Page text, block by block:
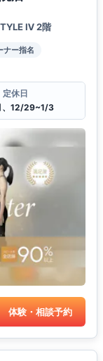
Ⅳ 2階
ナー指名
定休日
、12/29~1/3
体験・相談予約